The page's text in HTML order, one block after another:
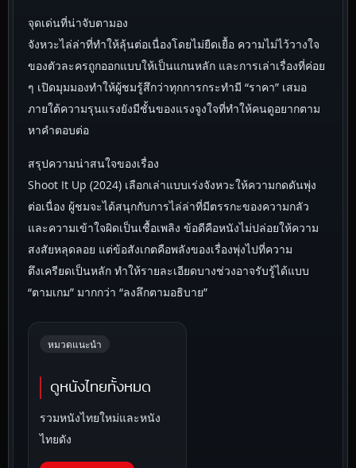
จุดเด่นที่น่าจับตามอง
จังหวะไล่ล่าที่ทำให้ลุ้นต่อเนื่องโดยไม่ยืดเยื้อ ความไม่ไว้วางใจ
ของตัวละครถูกออกแบบให้เป็นแกนหลัก และการเล่าเรื่องที่ค่อย
ๆ เปิดมุมมองทำให้ผู้ชมรู้สึกว่าทุกการกระทำมี “ราคา” เสมอ
ภายใต้ความรุนแรงยังมีชั้นของแรงจูงใจที่ทำให้คนดูอยากตาม
หาคำตอบต่อ
สรุปความน่าสนใจของเรื่อง
Shoot It Up (2024) เลือกเล่าแบบเร่งจังหวะให้ความกดดันพุ่ง
ต่อเนื่อง ผู้ชมจะได้สนุกกับการไล่ล่าที่มีตรรกะของความกลัว
และความเข้าใจผิดเป็นเชื้อเพลิง ข้อดีคือหนังไม่ปล่อยให้ความ
สงสัยหลุดลอย แต่ข้อสังเกตคือพลังของเรื่องพุ่งไปที่ความ
ตึงเครียดเป็นหลัก ทำให้รายละเอียดบางช่วงอาจรับรู้ได้แบบ
“ตามเกม” มากกว่า “ลงลึกตามอธิบาย”
หมวดแนะนำ
ดูหนังไทยทั้งหมด
รวมหนังไทยใหม่และหนัง
ไทยดัง